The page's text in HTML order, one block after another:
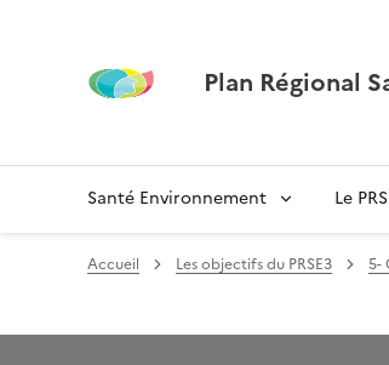
Plan Régional
Santé Environnement Le
Accueil Les objectifs du PRSE3 5-